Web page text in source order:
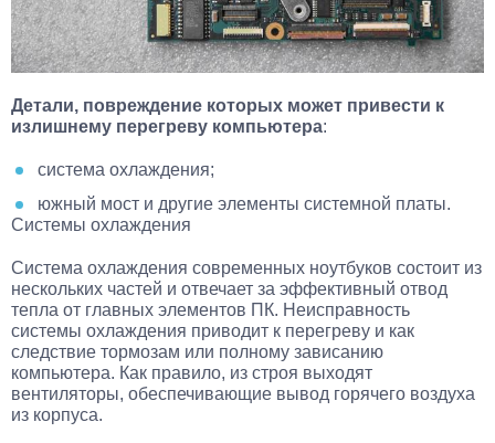
Детали, повреждение которых может привести к
излишнему перегреву компьютера:
система охлаждения;
южный мост и другие элементы системной платы.
Системы охлаждения
Система охлаждения современных ноутбуков состоит из
нескольких частей и отвечает за эффективный отвод
тепла от главных элементов ПК. Неисправность
системы охлаждения приводит к перегреву и как
следствие тормозам или полному зависанию
компьютера. Как правило, из строя выходят
вентиляторы, обеспечивающие вывод горячего воздуха
из корпуса.